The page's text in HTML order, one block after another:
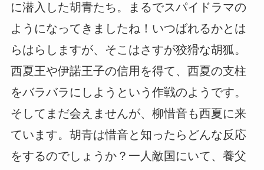
に潜入した胡青たち。まるでスパイドラマの
ようになってきましたね！いつばれるかとは
らはらしますが、そこはさすが狡猾な胡狐。
西夏王や伊諾王子の信用を得て、西夏の支柱
をバラバラにしようという作戦のようです。
そしてまだ会えませんが、柳惜音も西夏に来
ています。胡青は惜音と知ったらどんな反応
をするのでしょうか？一人敵国にいて、養父